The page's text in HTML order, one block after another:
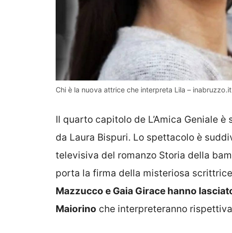
Chi è la nuova attrice che interpreta Lila – inabruzzo.it
Il quarto capitolo de L’Amica Geniale
da Laura Bispuri. Lo spettacolo è
televisiva del romanzo Storia della
porta la firma della misteriosa
Mazzucco e Gaia Girace hanno
Maiorino che interpreteranno